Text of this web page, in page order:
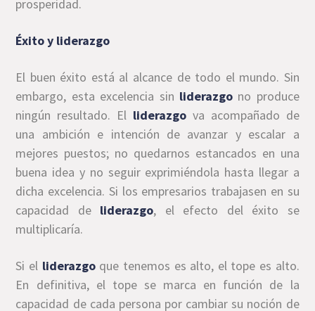
prosperidad.
Éxito y liderazgo
El buen éxito está al alcance de todo el mundo. Sin
embargo, esta excelencia sin liderazgono produce
ningún resultado. El liderazgo va acompañado de
una ambición e intención de avanzar y escalar a
mejores puestos; no quedarnos estancados en una
buena idea y no seguir exprimiéndola hasta llegar a
dicha excelencia. Si los empresarios trabajasen en su
capacidad de liderazgo, el efecto del éxito se
multiplicaría.
Si el liderazgoque tenemos es alto, el tope es alto.
En definitiva, el tope se marca en función de la
capacidad de cada persona por cambiar su noción de